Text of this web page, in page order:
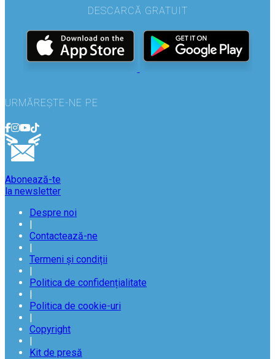
DESCARCĂ GRATUIT
URMĂREȘTE-NE PE
Abonează-te
la newsletter
Despre noi
|
Contactează-ne
|
Termeni și condiții
|
Politica de confidențialitate
|
Politica de cookie-uri
|
Copyright
|
Kit de presă